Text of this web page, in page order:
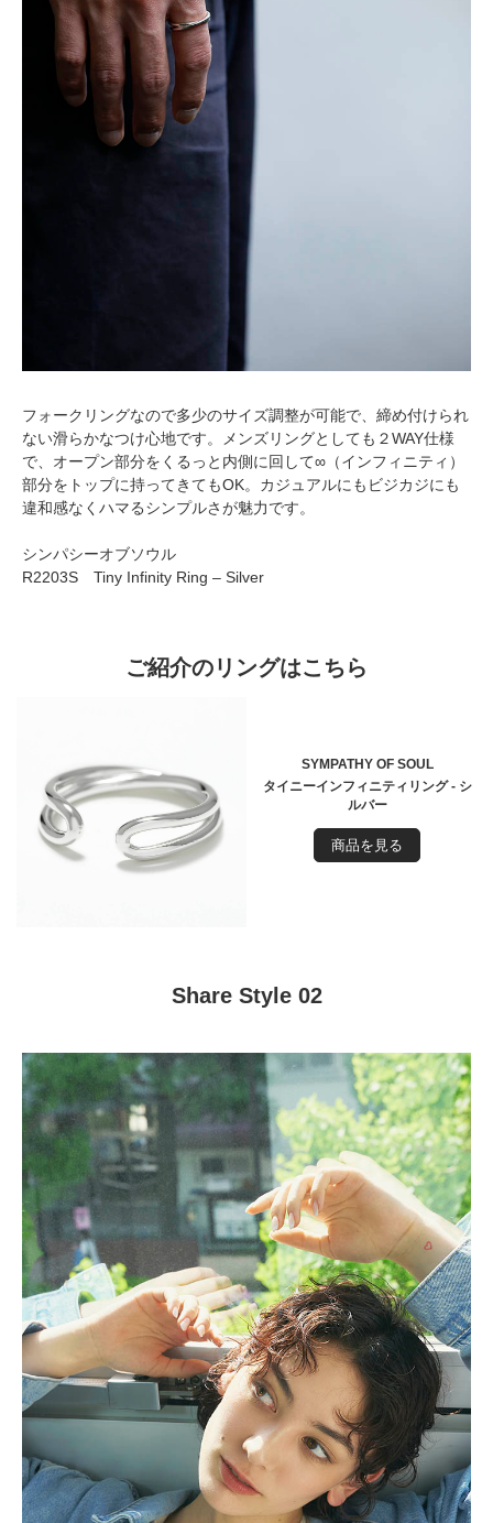
フォークリングなので多少のサイズ調整が可能で、締め付けられ
ない滑らかなつけ心地です。メンズリングとしても２WAY仕様
で、オープン部分をくるっと内側に回して∞（インフィニティ）
部分をトップに持ってきてもOK。カジュアルにもビジカジにも
違和感なくハマるシンプルさが魅力です。
シンパシーオブソウル
R2203S Tiny Infinity Ring – Silver
ご紹介のリングはこちら
SYMPATHY OF SOUL
タイニーインフィニティリング - シ
ルバー
商品を見る
Share Style 02